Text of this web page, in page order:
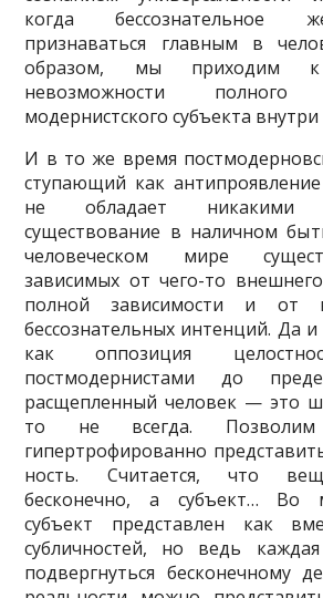
когда бессознательное
признаваться глав­ным в
образом, мы приходим к
невозможности полного
модернистского субъекта
И в то же время
ступающий как
не обладает
существование в на­личном
человеческом мире
зависимых от чего-то
полной зависимости и от
бессознательных интенций. Да
как оппозиция
постмодернистами до
расщепленный человек — это
то не всегда.
гипертрофированно
ность. Считается, что
бесконечно, а субъект… Во
субъект представлен как
субличностей, но ведь
подвергнуться бесконечному